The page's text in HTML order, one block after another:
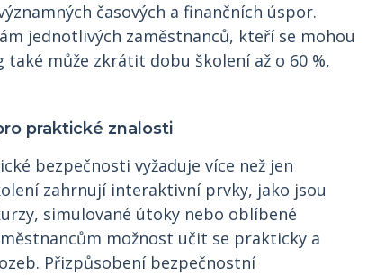
časových a finančních úspor.
jednotlivých zaměstnanců, kteří se mohou
může zkrátit dobu školení až o 60 %,
praktické znalosti
bezpečnosti vyžaduje více než jen
zahrnují interaktivní prvky, jako jsou
simulované útoky nebo oblíbené
možnost učit se prakticky a
Přizpůsobení bezpečnostní